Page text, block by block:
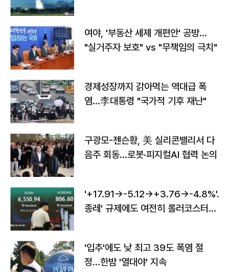
여야, '부동산 세제 개편안' 공방…
"실거주자 보호" vs "무책임의 극치"
경제성장까지 갉아먹는 역대급 폭
염…李대통령 "국가적 기후 재난"
구광모-젠슨황, 美 실리콘밸리서 다
음주 회동…로봇·피지컬AI 협력 논의
'+17.91→-5.12→+3.76→-4.8%'…'
종레' 규제에도 여전히 롤러코스터
'입추'에도 낮 최고 39도 폭염 절
정…한밤 '열대야' 지속